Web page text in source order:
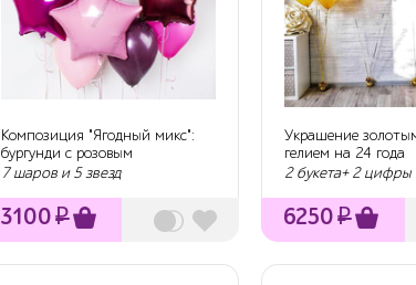
Композиция "Ягодный микс":
бургунди с розовым
7 шаров и 5 звезд
3100₽
Украшение
гелием на 24 года
2 букета+ 2 цифры
6250₽